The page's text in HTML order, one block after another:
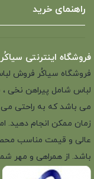
راهنمای خرید
فروشگاه اینترنتی سیاکُر
لباس شامل پیراهن نخی
می باشد که به راحتی می
زمان ممکن انجام دهید.
عالی و قیمت مناسب
باشد. از همراهی و مهر